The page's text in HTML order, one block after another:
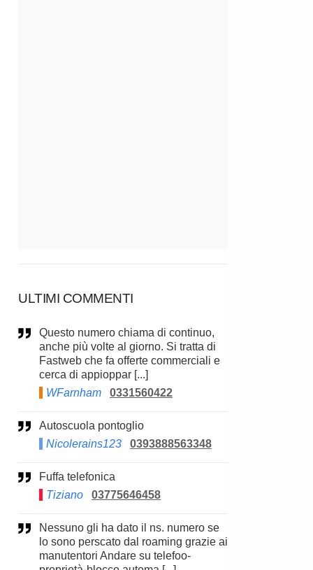
ULTIMI COMMENTI
Questo numero chiama di continuo,
anche più volte al giorno. Si tratta di
Fastweb che fa offerte commerciali e
cerca di appioppar [...]
WFarnham
0331560422
Autoscuola pontoglio
Nicolerains123
0393888563348
Fuffa telefonica
Tiziano
03775646458
Nessuno gli ha dato il ns. numero se
lo sono perscato dal roaming grazie ai
manutentori Andare su telefoo-